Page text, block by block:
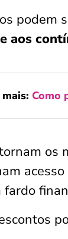
podem
aos
Como
os